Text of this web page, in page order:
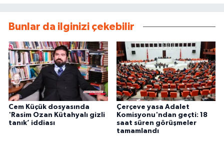
Bunlar da ilginizi çekebilir
Cem Küçük dosyasında
'Rasim Ozan Kütahyalı gizli
tanık’ iddiası
Çerçeve yasa Adalet
Komisyonu'ndan geçti: 18
saat süren görüşmeler
tamamlandı